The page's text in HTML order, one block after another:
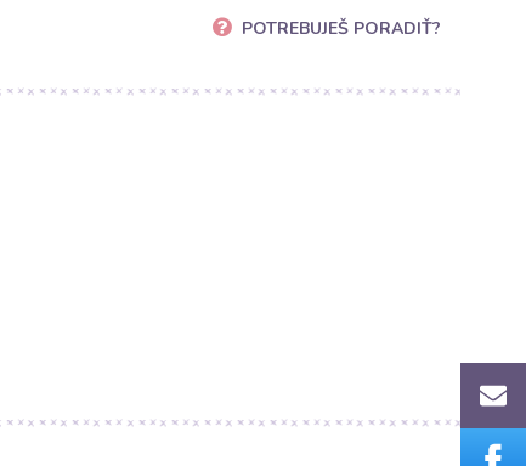
POTREBUJEŠ PORADIŤ?